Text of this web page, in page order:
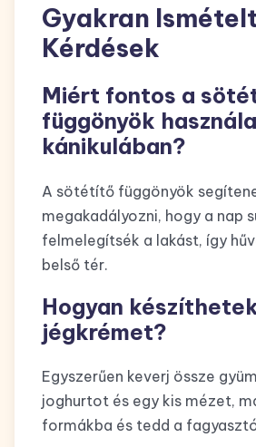
Gyakran Ismételt
Kérdések
Miért fontos a
függönyök
kánikulában?
A sötétítő függönyök
megakadályozni, hogy a nap
felmelegítsék a lakást, így
belső tér.
Hogyan
jégkrémet?
Egyszerűen keverj össze
joghurtot és egy kis mézet,
formákba és tedd a